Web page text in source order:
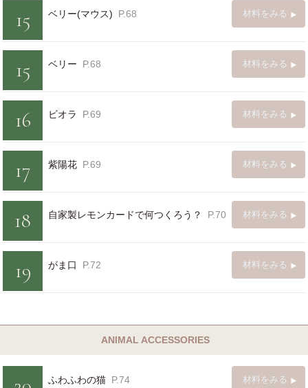
15 ベリー(マウス) P.68 材料をみる
15 ベリー P.68 材料をみる
16 ビオラ P.69 材料をみる
17 紫陽花 P.69 材料をみる
18 自家製レモンカードで何つくろう？ P.70 材料をみる
19 がま口 P.72 材料をみる
ANIMAL ACCESSORIES
ふわふわの猫 P.74 材料をみる